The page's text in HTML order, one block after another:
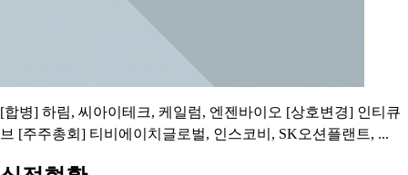
[합병] 하림, 씨아이테크, 케일럼, 엔젠바이오 [상호변경] 인티큐
브 [주주총회] 티비에이치글로벌, 인스코비, SK오션플랜트, ...